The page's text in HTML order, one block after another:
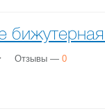
Отзывы — 0